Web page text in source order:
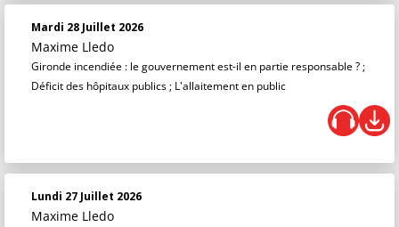
Mardi 28 Juillet 2026
Maxime Lledo
Gironde incendiée : le gouvernement est-il en partie responsable ? ;
Déficit des hôpitaux publics ; L'allaitement en public
Lundi 27 Juillet 2026
Maxime Lledo